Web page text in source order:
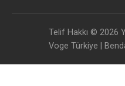
Telif Hakkı © 2026
Voge Türkiye